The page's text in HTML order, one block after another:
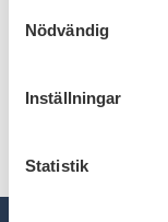
Nödvändig
Inställningar
Statistik